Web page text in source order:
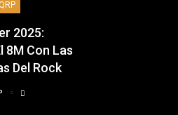
2025:
8M Con Las
Del Rock